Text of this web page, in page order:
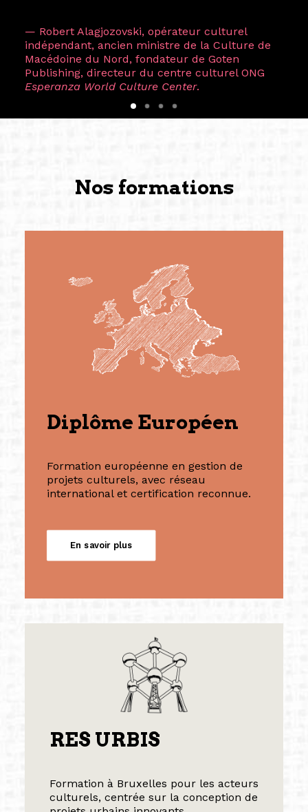
— Robert Alagjozovski, opérateur culturel
indépendant, ancien ministre de la Culture de
Macédoine du Nord, fondateur de Goten
Publishing, directeur du centre culturel ONG
Esperanza World Culture Center.
Nos formations
Diplôme Européen
Formation européenne en gestion de
projets culturels, avec réseau
international et certification reconnue.
En savoir plus
RES URBIS
Formation à Bruxelles pour les acteurs
culturels, centrée sur la conception de